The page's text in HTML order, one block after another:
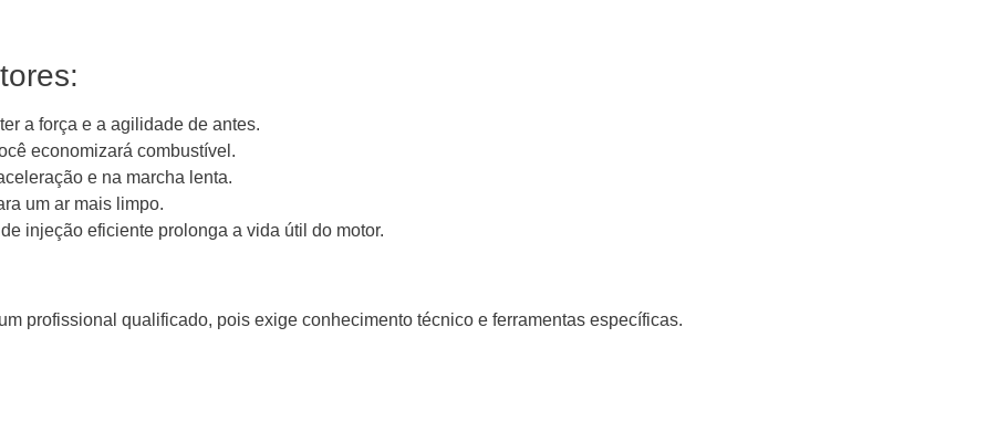
a força e a agilidade de antes.
economizará combustível.
e na marcha lenta.
um ar mais limpo.
injeção eficiente prolonga a vida útil do motor.
profissional qualificado, pois exige conhecimento técnico e ferramentas específicas.